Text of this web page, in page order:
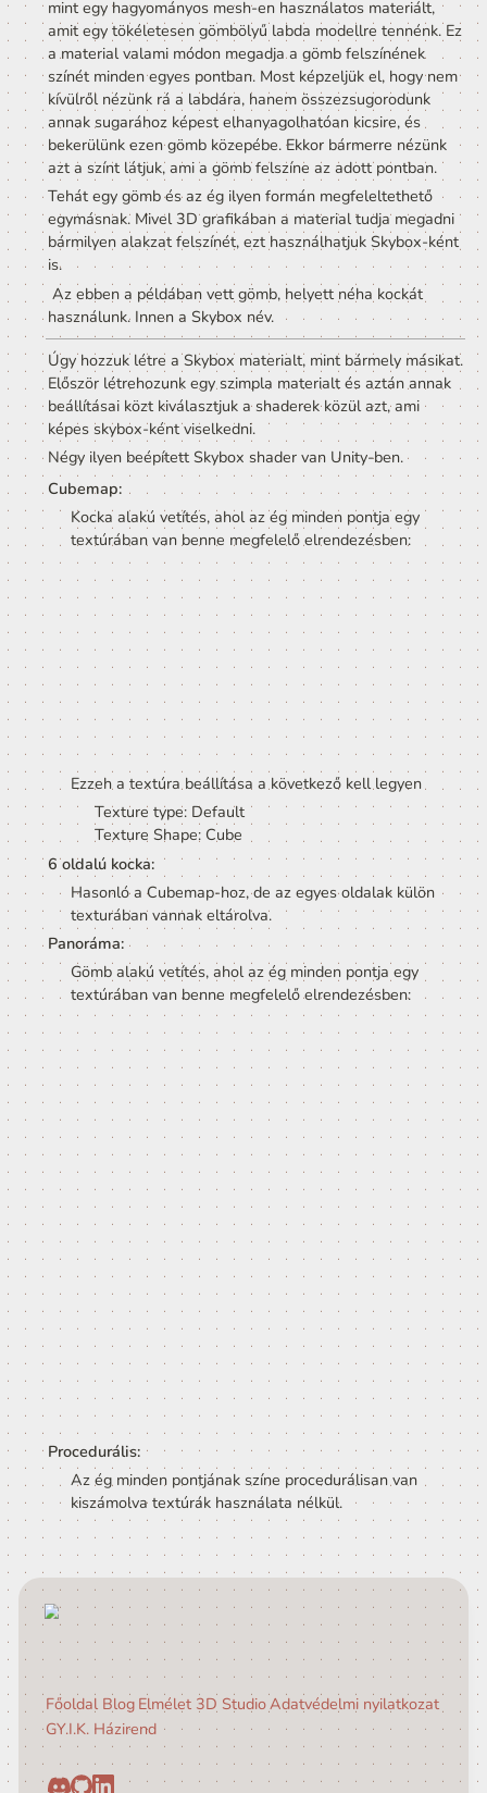
fényforrásból. Bővebben:
Fény és az emberi
Bizonyos esetekben valami módon megpróbáljuk
szimulálni ezt a “pattogást, ám ez valós időben
lehet. Gyakran csak “odacsaljuk” ezt a fényt egy
színértékkel, amit a felület minden pontja
megkap. Bővebben:
Renderelési stratégiák
Globális fénybeállítások, Skybox
Egész Scene-re nézve is vannak lehetőségein
fénybeállításokra, amikkel a környezet színét és a
ambiens fényeket adhatjuk meg. Ezen beállítások a
következő módon érhetők el:
Felső menüsáv / Window / Rendering / Lighting /
Environment
Az ezen menüben történt módosítások a megnyitott
Scene-re érvényesek.
Egy fontos ilyen globális beállítás a Skybox. Ez azt
meg, hogy végtelen távolságban milyen színe
környezetnek. Tehát, ha a kamera előtt valamilyen
irányban nincsen semmi, akkor annak a pixelnek a
SkyBox adja meg.
A Skybox egy speciális material, amit
mint egy hagyományos mesh-en használatos
amit egy tökéletesen gömbölyű labda modellre
a material valami módon megadja a gömb
színét minden egyes pontban. Most képzeljük el,
kívülről nézünk rá a labdára, hanem
annak sugarához képest elhanyagolhatóan kicsire,
bekerülünk ezen gömb közepébe. Ekkor bármerre
azt a színt látjuk, ami a gömb felszíne az adott
Tehát egy gömb és az ég ilyen formán
egymásnak. Mivel 3D grafikában a material tudja
bármilyen alakzat felszínét, ezt használhatjuk
is.
Az ebben a példában vett gömb, helyett néha kockát
használunk. Innen a Skybox név.
Úgy hozzuk létre a Skybox materialt, mint bármely
Először létrehozunk egy szimpla materialt és aztán
beállításai közt kiválasztjuk a shaderek közül azt,
képes skybox-ként viselkedni.
Négy ilyen beépített Skybox shader van Unity-ben.
Cubemap:
Kocka alakú vetítés, ahol az ég minden pontja
textúrában van benne megfelelő elrendezésben:
Ezzeh a textúra beállítása a következő kell
Texture type: Default
Texture Shape: Cube
6 oldalú kocka:
Hasonló a Cubemap-hoz, de az egyes oldalak